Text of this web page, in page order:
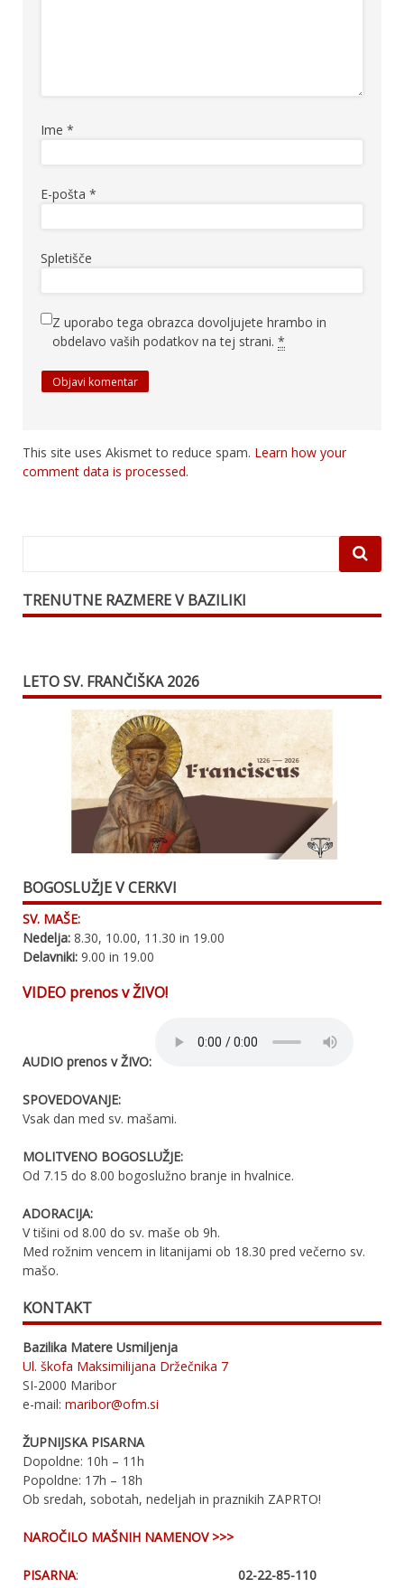
Ime *
E-pošta *
Spletišče
Z uporabo tega obrazca dovoljujete hrambo in
obdelavo vaših podatkov na tej strani. *
This site uses Akismet to reduce spam. Learn how your
comment data is processed.
TRENUTNE RAZMERE V BAZILIKI
LETO SV. FRANČIŠKA 2026
BOGOSLUŽJE V CERKVI
SV. MAŠE:
Nedelja: 8.30, 10.00, 11.30 in 19.00
Delavniki: 9.00 in 19.00
VIDEO prenos v ŽIVO!
AUDIO prenos v ŽIVO:
SPOVEDOVANJE:
Vsak dan med sv. mašami.
MOLITVENO BOGOSLUŽJE:
Od 7.15 do 8.00 bogoslužno branje in hvalnice.
ADORACIJA:
V tišini od 8.00 do sv. maše ob 9h.
Med rožnim vencem in litanijami ob 18.30 pred večerno sv.
mašo.
KONTAKT
Bazilika Matere Usmiljenja
Ul. škofa Maksimilijana Držečnika 7
SI-2000 Maribor
e-mail: maribor@ofm.si
ŽUPNIJSKA PISARNA
Dopoldne: 10h – 11h
Popoldne: 17h – 18h
Ob sredah, sobotah, nedeljah in praznikih ZAPRTO!
NAROČILO MAŠNIH NAMENOV >>>
PISARNA:
02-22-85-110